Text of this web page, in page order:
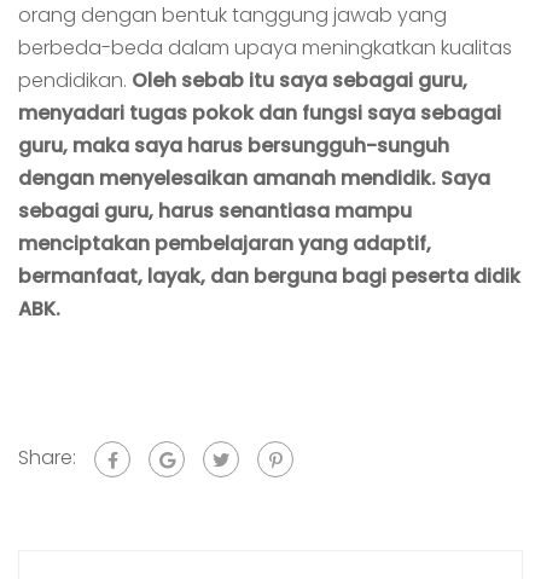
orang dengan bentuk tanggung jawab yang
berbeda-beda dalam upaya meningkatkan kualitas
pendidikan. Oleh sebab itu saya sebagai guru,
menyadari tugas pokok dan fungsi saya sebagai
guru, maka saya harus bersungguh-sunguh
dengan menyelesaikan amanah mendidik. Saya
sebagai guru, harus senantiasa mampu
menciptakan pembelajaran yang adaptif,
bermanfaat, layak, dan berguna bagi peserta didik
ABK.
Share: